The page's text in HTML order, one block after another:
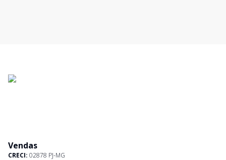
Vendas
CRECI: 02878 PJ-MG